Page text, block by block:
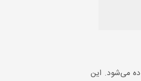
می‌شود. این